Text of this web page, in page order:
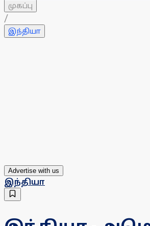
முகப்பு
/
இந்தியா
Advertise with us
இந்தியா